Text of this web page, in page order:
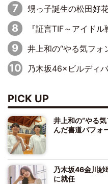
甥っ子誕生の松田好花、京都で“ふたつの家族
『証言TIF～アイドル戦国時代とはなんだったのか～』第10回：さくら学院
井上和の“やる気フォント”にも注
乃木坂46×ビルディバイドTCG Vol.2
PICK UP
井上和の“やる
んだ書道パフォ
乃木坂46金川
に就任